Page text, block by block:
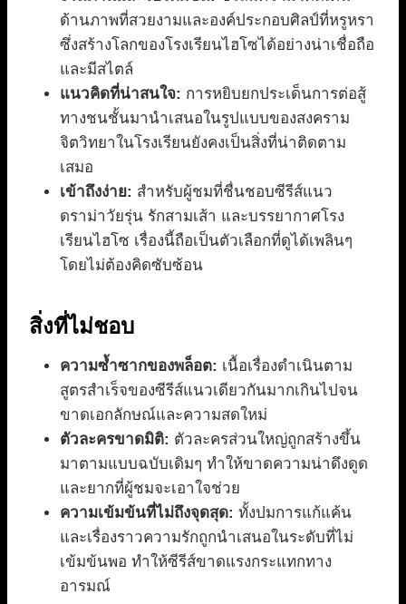
ด้านภาพที่สวยงามและองค์ประกอบศิลป์ที่หรูหรา
ซึ่งสร้างโลกของโรงเรียนไฮโซได้อย่างน่าเชื่อถือ
และมีสไตล์
แนวคิดที่น่าสนใจ: การหยิบยกประเด็นการต่อสู้
ทางชนชั้นมานำเสนอในรูปแบบของสงคราม
จิตวิทยาในโรงเรียนยังคงเป็นสิ่งที่น่าติดตาม
เสมอ
เข้าถึงง่าย: สำหรับผู้ชมที่ชื่นชอบซีรีส์แนว
ดราม่าวัยรุ่น รักสามเส้า และบรรยากาศโรง
เรียนไฮโซ เรื่องนี้ถือเป็นตัวเลือกที่ดูได้เพลินๆ
โดยไม่ต้องคิดซับซ้อน
สิ่งที่ไม่ชอบ
ความซ้ำซากของพล็อต: เนื้อเรื่องดำเนินตาม
สูตรสำเร็จของซีรีส์แนวเดียวกันมากเกินไปจน
ขาดเอกลักษณ์และความสดใหม่
ตัวละครขาดมิติ: ตัวละครส่วนใหญ่ถูกสร้างขึ้น
มาตามแบบฉบับเดิมๆ ทำให้ขาดความน่าดึงดูด
และยากที่ผู้ชมจะเอาใจช่วย
ความเข้มข้นที่ไม่ถึงจุดสุด: ทั้งปมการแก้แค้น
และเรื่องราวความรักถูกนำเสนอในระดับที่ไม่
เข้มข้นพอ ทำให้ซีรีส์ขาดแรงกระแทกทาง
อารมณ์